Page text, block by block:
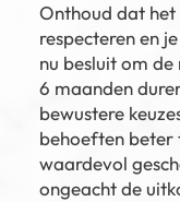
Onthoud dat
respecteren en
nu besluit om
6 maanden
bewustere
behoeften beter
waardevol
ongeacht de